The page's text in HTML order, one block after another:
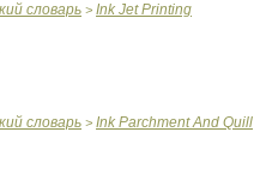
словарь > Ink Jet Printing
словарь > Ink Parchment And Quill